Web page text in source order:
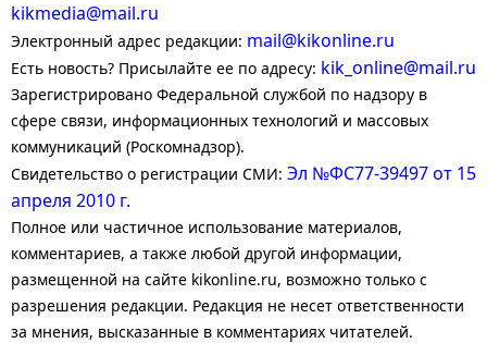
kikmedia@mail.ru
Электронный адрес редакции: mail@kikonline.ru
Есть новость? Присылайте ее по адресу: kik_online@mail.ru
Зарегистрировано Федеральной службой по надзору в
сфере связи, информационных технологий и массовых
коммуникаций (Роскомнадзор).
Свидетельство о регистрации СМИ: Эл №ФС77-39497 от 15
апреля 2010 г.
Полное или частичное использование материалов,
комментариев, а также любой другой информации,
размещенной на сайте kikonline.ru, возможно только с
разрешения редакции. Редакция не несет ответственности
за мнения, высказанные в комментариях читателей.